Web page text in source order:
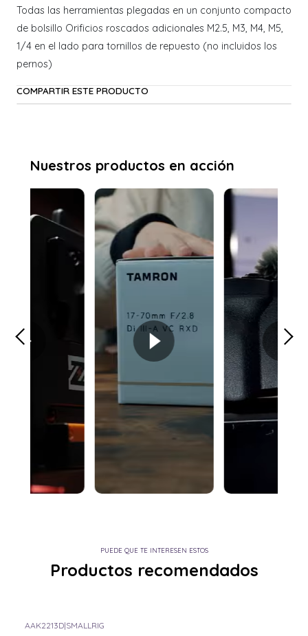
Todas las herramientas plegadas en un conjunto compacto
de bolsillo Orificios roscados adicionales M2.5, M3, M4, M5,
1/4 en el lado para tornillos de repuesto (no incluidos los
pernos)
COMPARTIR ESTE PRODUCTO
PUEDE QUE TE INTERESEN ESTOS
Productos recomendados
AAK2213D|SMALLRIG